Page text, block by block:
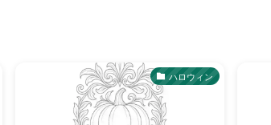
ハロウィン